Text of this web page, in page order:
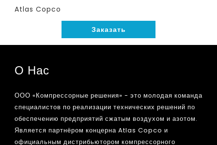
Atlas Copco
Заказать
О Нас
ООО «Компрессорные решения» - это молодая команда
специалистов по реализации технических решений по
обеспечению предприятий сжатым воздухом и азотом.
Является партнёром концерна Atlas Copco и
официальным дистрибьютором компрессорного